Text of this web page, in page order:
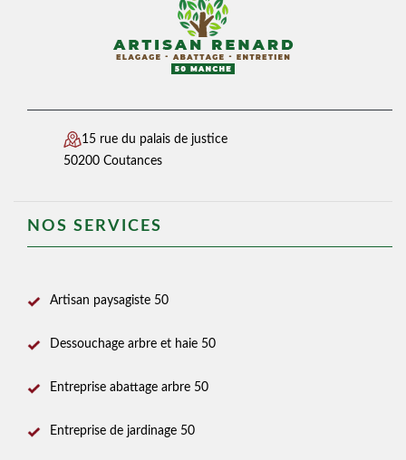
15 rue du palais de justice
50200 Coutances
NOS SERVICES
Artisan paysagiste 50
Dessouchage arbre et haie 50
Entreprise abattage arbre 50
Entreprise de jardinage 50